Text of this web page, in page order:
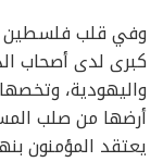
وفي قلب فلسطين
كبرى لدى أصحاب
واليهودية،
أرضها من صلب
يعتقد المؤمنون